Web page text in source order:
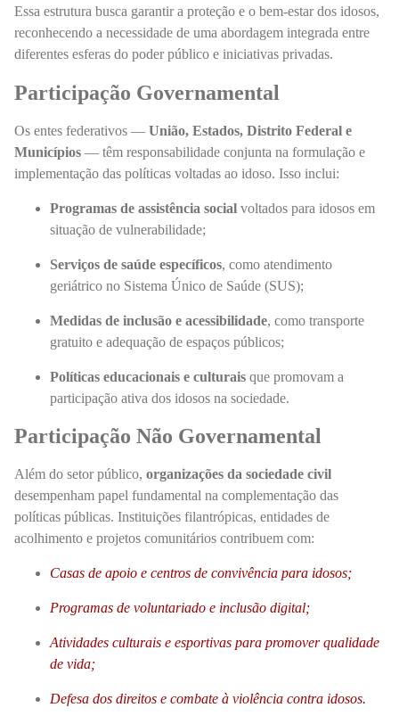
Essa estrutura busca garantir a proteção e o bem-estar dos idosos,
reconhecendo a necessidade de uma abordagem integrada entre
diferentes esferas do poder público e iniciativas privadas.
Participação Governamental
Os entes federativos — União, Estados, Distrito Federal e
Municípios — têm responsabilidade conjunta na formulação e
implementação das políticas voltadas ao idoso. Isso inclui:
Programas de assistência social voltados para idosos em
situação de vulnerabilidade;
Serviços de saúde específicos, como atendimento
geriátrico no Sistema Único de Saúde (SUS);
Medidas de inclusão e acessibilidade, como transporte
gratuito e adequação de espaços públicos;
Políticas educacionais e culturais que promovam a
participação ativa dos idosos na sociedade.
Participação Não Governamental
Além do setor público, organizações da sociedade civil
desempenham papel fundamental na complementação das
políticas públicas. Instituições filantrópicas, entidades de
acolhimento e projetos comunitários contribuem com:
Casas de apoio e centros de convivência para idosos;
Programas de voluntariado e inclusão digital;
Atividades culturais e esportivas para promover qualidade
de vida;
Defesa dos direitos e combate à violência contra idosos.